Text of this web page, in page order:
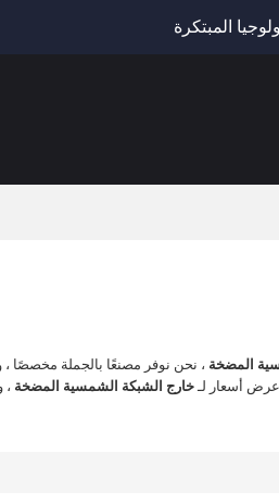
المبتكرة
المضخة ، نحن نوفر مصنعًا بالجملة
أسعار لـخارج الشبكة الشمسية المضخة